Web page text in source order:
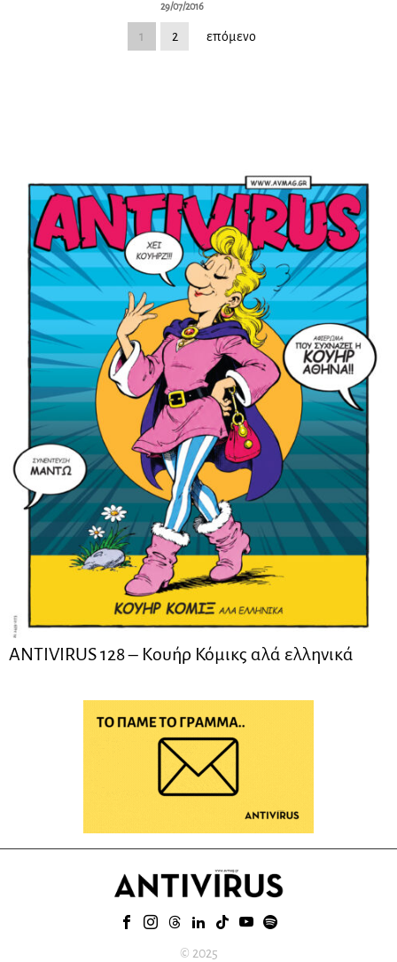
29/07/2016
1 2 επόμενο
ANTIVIRUS 128 – Kουήρ Κόμικς αλά ελληνικά
© 2025